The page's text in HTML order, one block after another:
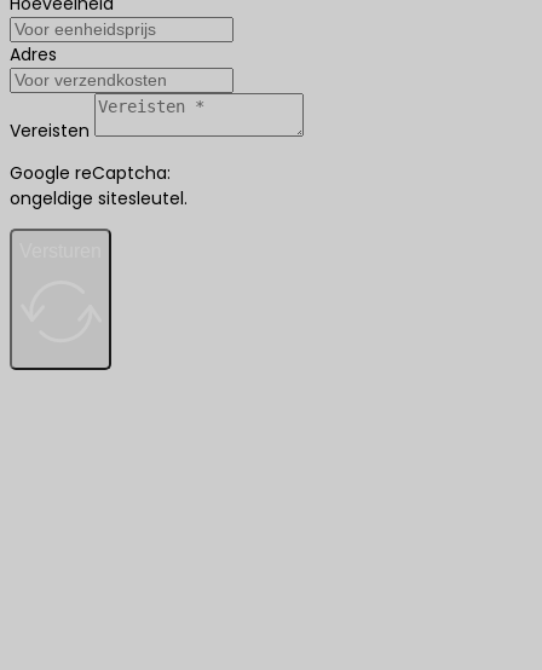
Adres
Vereisten
Google reCaptcha:
ongeldige sitesleutel.